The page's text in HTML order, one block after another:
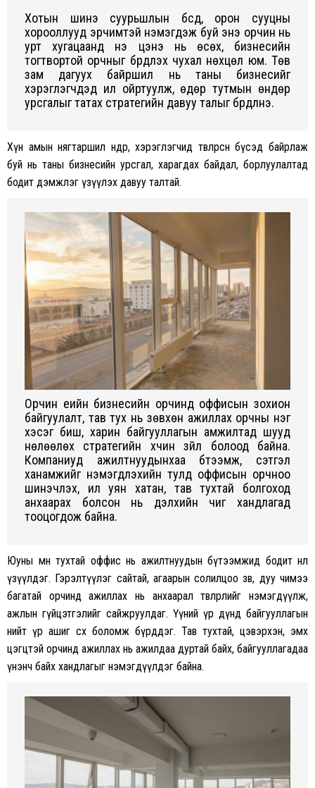
Хотын шинэ суурьшлын бүсүүд, орон сууцны
хорооллууд эрчимтэй нэмэгдэж буй энэ орчин нь
урт хугацаанд үнэ цэнэ нь өсөх, бизнесийн
тогтвортой орчныг бүрдүүлэх чухал нөхцөл юм. Төв
зам дагуух байршил нь таны бизнесийг
хэрэглэгчдэд илүү ойртуулж, өдөр тутмын өндөр
урсгалыг татах стратегийн давуу талыг бүрдүүлнэ.
Хүн амын нягтаршил өндөр, хэрэглэгчид төвлөрсөн бүсэд байрлаж
буй нь таны бизнесийн урсгал, харагдах байдал, борлуулалтад
бодит дэмжлэг үзүүлэх давуу талтай.
Орчин үеийн бизнесийн орчинд оффисын зохион
байгуулалт, тав тух нь зөвхөн ажиллах орчны нэг
хэсэг биш, харин байгууллагын амжилтад шууд
нөлөөлөх стратегийн хүчин зүйл болоод байна.
Компаниуд ажилтнуудынхаа бүтээмж, сэтгэл
ханамжийг нэмэгдүүлэхийн тулд оффисын орчноо
шинэчлэх, илүү уян хатан, тав тухтай болгоход
анхаарах болсон нь дэлхийн чиг хандлагад
тооцогдож байна.
Юуны өмнө тухтай оффис нь ажилтнуудын бүтээмжид бодит нөлөө
үзүүлдэг. Гэрэлтүүлэг сайтай, агаарын солилцоо зөв, дуу чимээ
багатай орчинд ажиллах нь анхаарал төвлөрлийг нэмэгдүүлж,
ажлын гүйцэтгэлийг сайжруулдаг. Үүний үр дүнд байгууллагын
нийт үр ашиг өсөх боломж бүрддэг. Тав тухтай, цэвэрхэн, эмх
цэгцтэй орчинд ажиллах нь ажилдаа дуртай байх, байгууллагадаа
үнэнч байх хандлагыг нэмэгдүүлдэг байна.